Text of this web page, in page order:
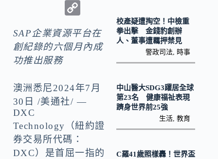
b
o
k
p
y
n
k
SAP企業資源平台在
創紀錄的六個月內成
功推出服務
澳洲悉尼2024年7月
30日 /美通社/ —
DXC
Technology（紐約證
券交易所代碼：
DXC）是首屈一指的
校產疑遭掏空！中檢重
拳出擊 金錢豹創辦
人、董事遭羈押禁見
警政司法 時事
中山醫大SDG3躍居全球
第23名 健康福祉表現
躋身世界前25強
生活 ,教育
C羅41歲照樣轟！世界盃